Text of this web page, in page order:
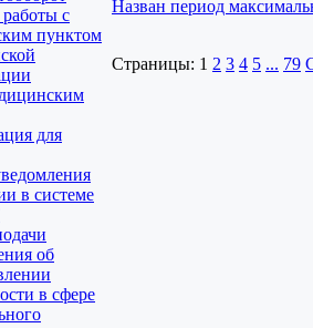
с
пунктом
для
в системе
об
в сфере
Назван период
Страницы: 1 2 3 4 5 ... 79